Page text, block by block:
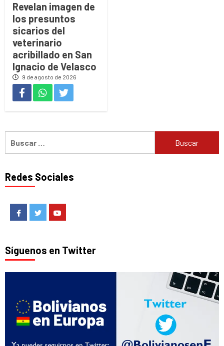
Revelan imagen de
los presuntos
sicarios del
veterinario
acribillado en San
Ignacio de Velasco
9 de agosto de 2026
Redes Sociales
FacebookTwitter
Síguenos en Twitter